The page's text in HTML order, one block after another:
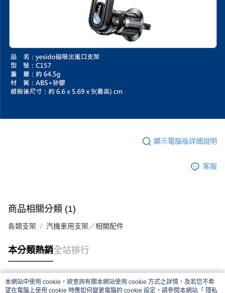
顯示電腦版詳細說明
客服
商品相關分類 (1)
各類支架 汽機車用支架／相關配件
本分類熱銷全站排行
熱門標籤
本網站中使用 cookie，欲查詢有關本網站使用 cookie 方式之詳情，及若您不希
望在電腦上使用 cookie 時應如何變更電腦的 cookie 設定，請參閱本網站「 隱私